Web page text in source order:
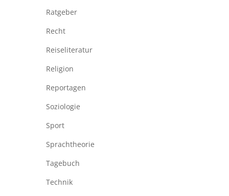
Ratgeber
Recht
Reiseliteratur
Religion
Reportagen
Soziologie
Sport
Sprachtheorie
Tagebuch
Technik